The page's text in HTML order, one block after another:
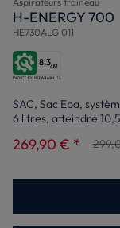
H-ENERGY 700
HE730ALG 011
8,3/10
SAC, Sac Epa,
6 litres, atteindre
269,90 € *